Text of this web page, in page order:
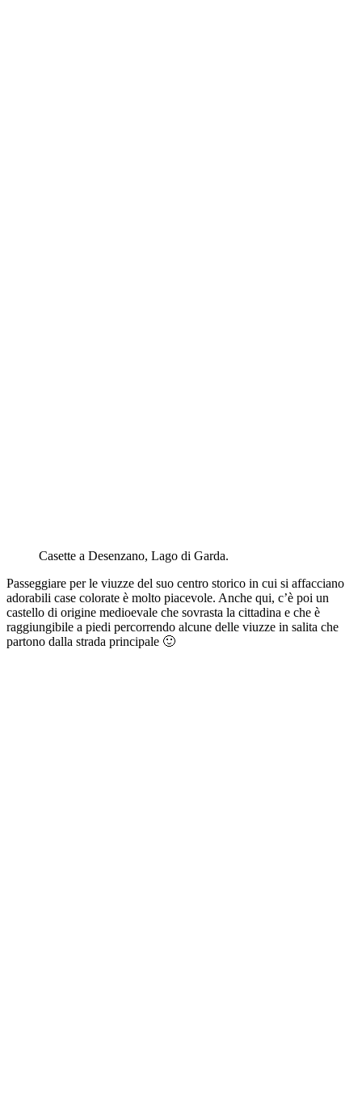
Casette a Desenzano, Lago di Garda.
Passeggiare per le viuzze del suo centro storico in cui si affacciano
adorabili case colorate è molto piacevole. Anche qui, c’è poi un
castello di origine medioevale che sovrasta la cittadina e che è
raggiungibile a piedi percorrendo alcune delle viuzze in salita che
partono dalla strada principale 🙂